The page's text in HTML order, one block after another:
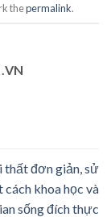
thepermalink.
thất đơn giản, sử
cách khoa học và
sống đích thực